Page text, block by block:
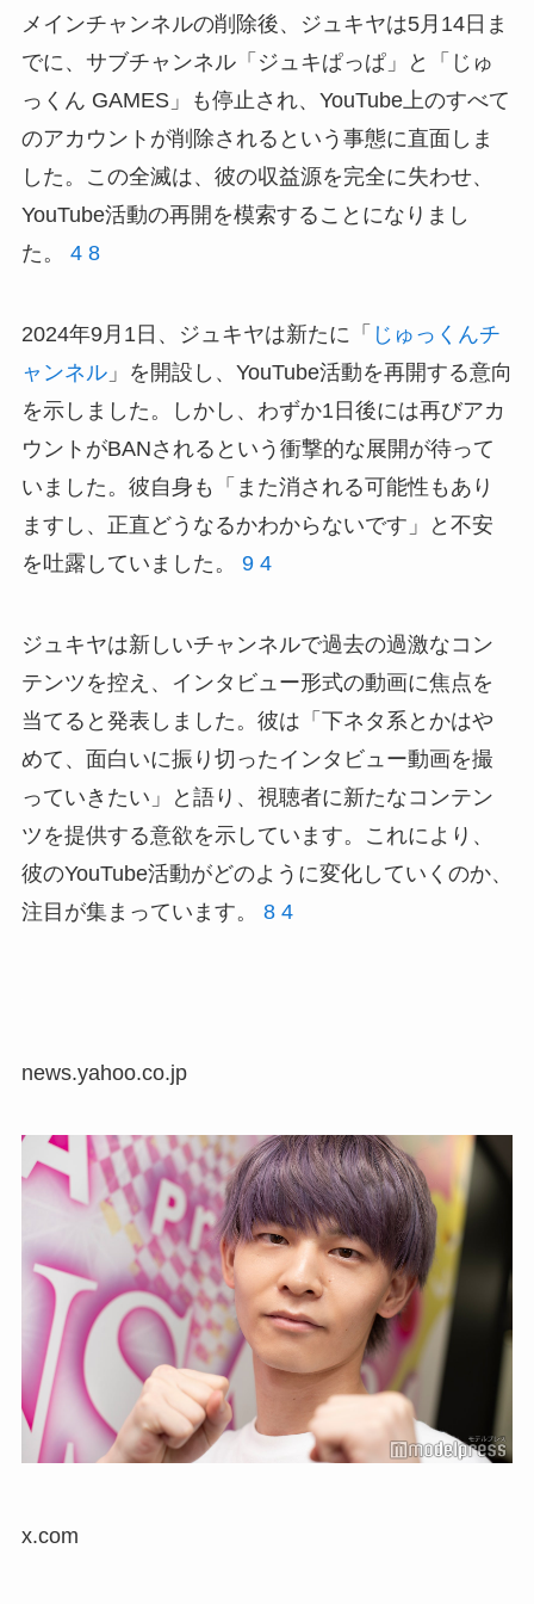
メインチャンネルの削除後、ジュキヤは5月14日ま
でに、サブチャンネル「ジュキぱっぱ」と「じゅ
っくん GAMES」も停止され、YouTube上のすべて
のアカウントが削除されるという事態に直面しま
した。この全滅は、彼の収益源を完全に失わせ、
YouTube活動の再開を模索することになりまし
た。 4 8
2024年9月1日、ジュキヤは新たに「 じゅっくんチ
ャンネル」を開設し、YouTube活動を再開する意向
を示しました。しかし、わずか1日後には再びアカ
ウントがBANされるという衝撃的な展開が待って
いました。彼自身も「また消される可能性もあり
ますし、正直どうなるかわからないです」と不安
を吐露していました。 9 4
ジュキヤは新しいチャンネルで過去の過激なコン
テンツを控え、インタビュー形式の動画に焦点を
当てると発表しました。彼は「下ネタ系とかはや
めて、面白いに振り切ったインタビュー動画を撮
っていきたい」と語り、視聴者に新たなコンテン
ツを提供する意欲を示しています。これにより、
彼のYouTube活動がどのように変化していくのか、
注目が集まっています。 8 4
news.yahoo.co.jp
x.com